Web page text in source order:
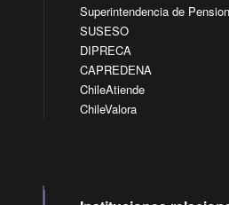
Superintendencia de
SUSESO
DIPRECA
CAPREDENA
ChileAtiende
ChileValora